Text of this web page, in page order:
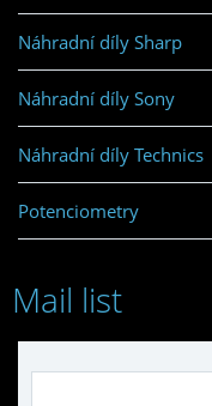
Náhradní díly Sharp
Náhradní díly Sony
Náhradní díly Technics
Potenciometry
Mail list